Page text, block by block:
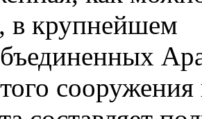
в крупнейшем